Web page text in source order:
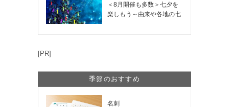
＜8月開催も多数＞七夕を
楽しもう～由来や各地の七
[PR]
季節のおすすめ
名刺